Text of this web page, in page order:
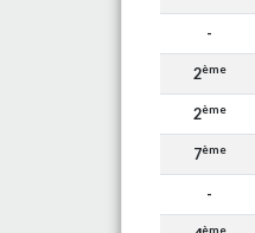
-
2ème
2ème
7ème
-
ème